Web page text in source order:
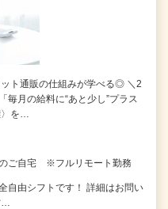
ト通販の仕組みが学べる◎ ＼2
毎月の給料に“あと少し”プラス
を…
ご自宅 ※フルリモート勤務
自由シフトです！ 詳細はお問い